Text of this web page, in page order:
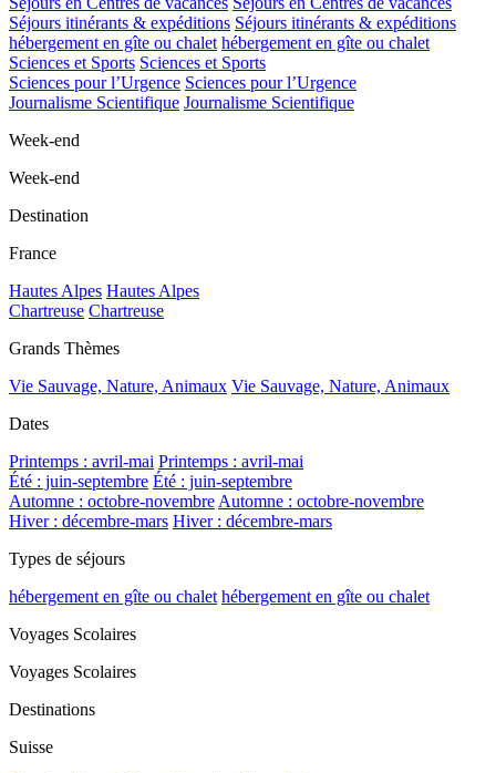
Séjours itinérants & expéditions Séjours itinérants & expéditions
hébergement en gîte ou chalet hébergement en gîte ou chalet
Sciences et Sports Sciences et Sports
Sciences pour l’Urgence Sciences pour l’Urgence
Journalisme Scientifique Journalisme Scientifique
Week-end
Week-end
Destination
France
Hautes Alpes Hautes Alpes
Chartreuse Chartreuse
Grands Thèmes
Vie Sauvage, Nature, Animaux Vie Sauvage, Nature, Animaux
Dates
Printemps : avril-mai Printemps : avril-mai
Été : juin-septembre Été : juin-septembre
Automne : octobre-novembre Automne : octobre-novembre
Hiver : décembre-mars Hiver : décembre-mars
Types de séjours
hébergement en gîte ou chalet hébergement en gîte ou chalet
Voyages Scolaires
Voyages Scolaires
Destinations
Suisse